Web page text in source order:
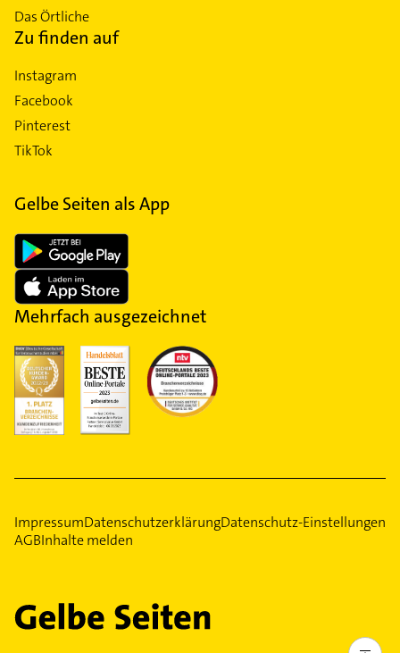
Das Örtliche
Zu finden auf
Instagram
Facebook
Pinterest
TikTok
Gelbe Seiten als App
Mehrfach ausgezeichnet
ImpressumDatenschutzerklärungDatenschutz-Einstellungen
AGBInhalte melden